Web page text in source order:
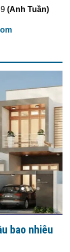
(Anh Tuần)
bao nhiêu